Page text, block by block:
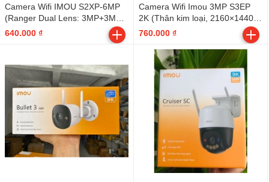
Camera Wifi IMOU S2XP-6MP
(Ranger Dual Lens: 3MP+3MP |
INdoor | FullColor)
640.000 ₫
Camera Wifi Imou 3MP S3EP
2K (Thân kim loại, 2160×1440,
2.8mm, Có Mic, Đàm thoại 2
chiều, Có màu 24/24, Phát hiện
con người - Xe, Góc nhìn 124°
(D), Còi hú 110dB, Bullet 3) -
Outdoor
760.000 ₫